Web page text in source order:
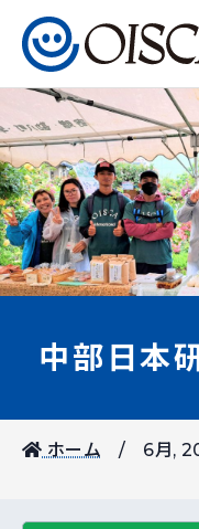
中部日本
ホーム 6月,